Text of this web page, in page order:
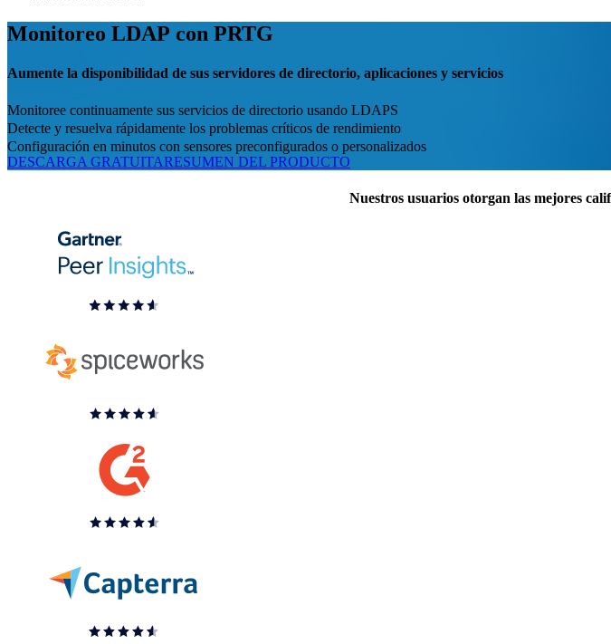
Monitoreo LDAP con PRTG
Aumente la disponibilidad de sus servidores de directorio, aplicaciones y servicios
Monitoree continuamente sus servicios de directorio usando LDAPS
Detecte y resuelva rápidamente los problemas críticos de rendimiento
Configuración en minutos con sensores preconfigurados o personalizados
DESCARGA GRATUITARESUMEN DEL PRODUCTO
Nuestros usuarios otorgan las mejores